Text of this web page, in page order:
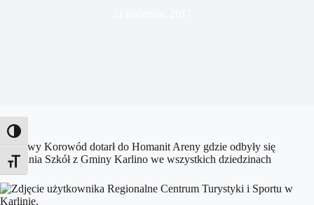
Toggle High Contrast
Toggle Font size
Tęczowy Korowód dotarł do Homanit Areny gdzie odbyły się
zmagania Szkół z Gminy Karlino we wszystkich dziedzinach